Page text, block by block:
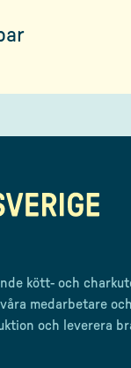
kött- och
medarbetare
och leverera